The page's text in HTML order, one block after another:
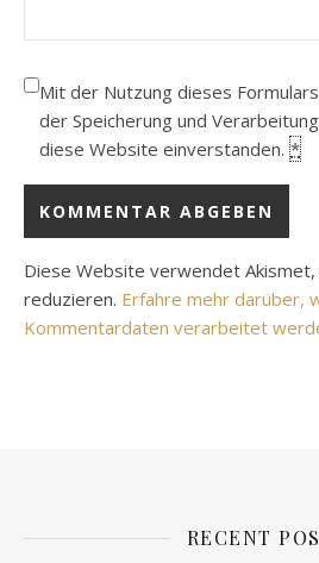
Mit der Nutzung dieses
der Speicherung und
diese Website einverstanden. *
Diese Website verwendet Akismet,
reduzieren. Erfahre mehr darüber,
Kommentardaten verarbeitet
RECENT